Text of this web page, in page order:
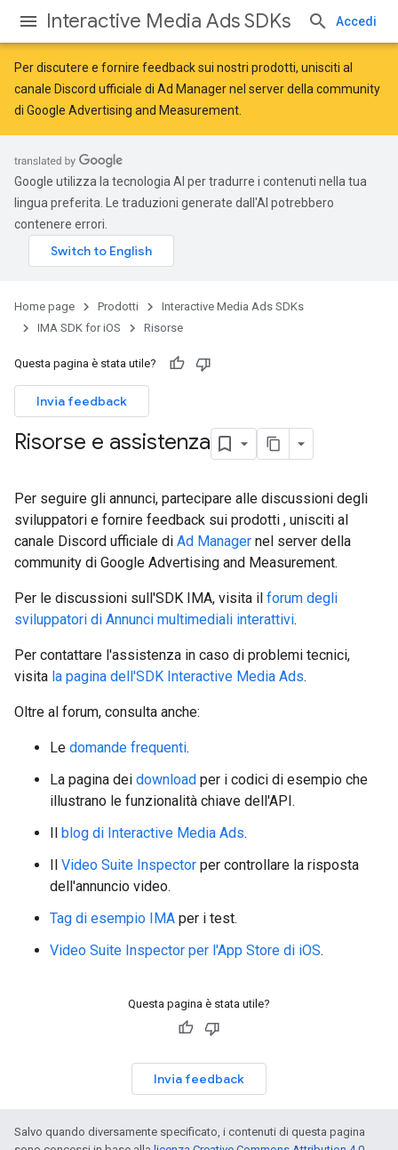
Interactive Media Ads SDKs Accedi
Per discutere e fornire feedback sui nostri prodotti, unisciti al
canale Discord ufficiale di Ad Manager nel server della community
di Google Advertising and Measurement
Google utilizza la tecnologia AI per tradurre i contenuti nella tua
lingua preferita. Le traduzioni generate dall'AI potrebbero
contenere errori.
Home page Prodotti
Interactive Media Ads SDKs
IMA SDK for iOS
Risorse
Questa pagina è stata utile?
Invia feedback
Risorse e assistenza
Per seguire gli annunci, partecipare alle discussioni degli
sviluppatori e fornire feedback sui prodotti , unisciti al
canale Discord ufficiale di Ad Manager nel server della
community di Google Advertising and Measurement.
Per le discussioni sull'SDK IMA, visita il forum degli
sviluppatori di Annunci multimediali interattivi.
Per contattare l'assistenza in caso di problemi tecnici,
visita la pagina dell'SDK Interactive Media Ads.
Oltre al forum, consulta anche:
Le domande frequenti.
La pagina dei download per i codici di esempio che
illustrano le funzionalità chiave dell'API.
Il blog di Interactive Media Ads.
Il Video Suite Inspector per controllare la risposta
dell'annuncio video.
Tag di esempio IMA per i test.
Video Suite Inspector per l'App Store di iOS.
Questa pagina è stata utile?
Invia feedback
Salvo quando diversamente specificato, i contenuti di questa pagina